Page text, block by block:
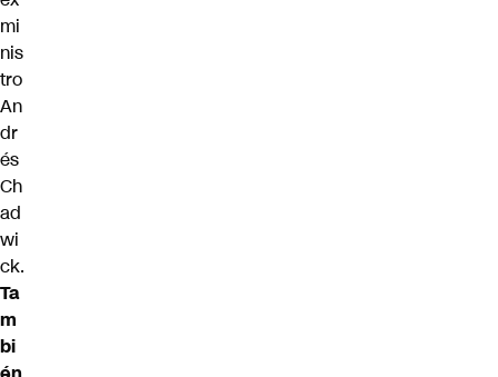
mi
nis
tro
An
dr
és
Ch
ad
wi
ck.
Ta
m
bi